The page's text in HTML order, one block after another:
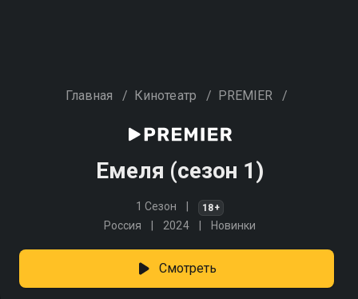
Главная / Кинотеатр / PREMIER /
Емеля (сезон 1)
1 Сезон 18+
Россия 2024 Новинки
Смотреть